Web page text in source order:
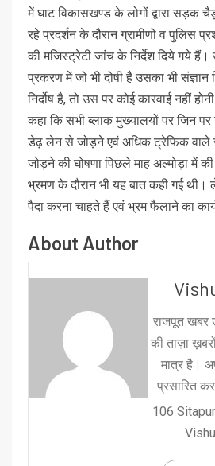
में घाट विकासखण्ड के लोगों द्वारा सड़क
रहे प्रदर्शन के दौरान ग्रामीणों व पुलिस
की मजिस्ट्रेटी जांच के निर्देश दिये गये हैं।
प्रकरण में जो भी दोषी है उसका भी संज्ञान
निर्दोष है, तो उस पर कोई कारवाई नहीं
कहा कि सभी ब्लाक मुख्यालयों पर जिन
डेढ़ लेन से जोड़ने एवं अधिक ट्रेफिक
जोड़ने की घोषणा पिछले माह अल्मोड़ा में
भ्रमण के दौरान भी यह बात कही गई
पैदा करना चाहते हैं एवं भ्रम फैलाने का
About Author
राजपूत खबर
की ताज़ा
मात्र है।
प्रसारित
106